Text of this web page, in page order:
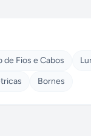
de Fios e Cabos
Bornes